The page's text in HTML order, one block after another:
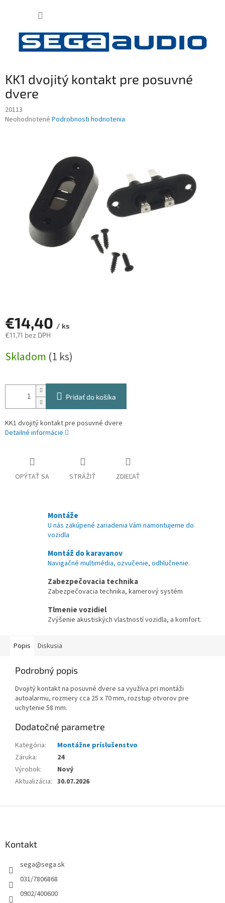
KK1 dvojitý kontakt pre posuvné
dvere
20113
Priemerné
Neohodnotené Podrobnosti hodnotenia
€14,40 / ks
€11,71 bez DPH
cena:
Skladom (1 ks)
Pridať do košíka
KK1 dvojitý kontakt pre posuvné dvere
Detailné informácie
OPÝTAŤ SA STRÁŽIŤ ZDIEĽAŤ
Montáže
U nás zakúpené zariadenia Vám namontujeme do
vozidla
Montáž do karavanov
Navigačné multimédia, ozvučenie, odhlučnenie.
Zabezpečovacia technika
Zabezpečovacia technika, kamerový systém
Tlmenie vozidiel
Zvýšenie akustiských vlastností vozidla, a komfort.
Popis Diskusia
Podrobný popis
Dvojitý kontakt na posuvné dvere sa využíva pri montáži
autoalarmu, rozmery cca 25 x 70 mm, rozstup otvorov pre
uchytenie 58 mm.
Dodatočné parametre
Kategória:
Montážne príslušenstvo
Záruka:
24
Výrobok:
Nový
Aktualizácia: 30.07.2026
Kontakt
sega@sega.sk
031/7806868
0902/400600